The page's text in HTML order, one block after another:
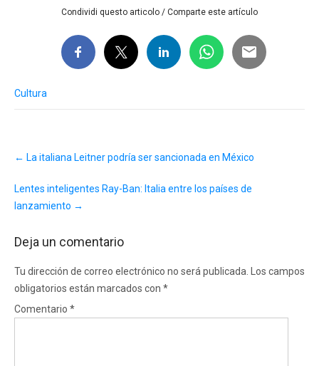
Condividi questo articolo / Comparte este artículo
Cultura
navigation
← La italiana Leitner podría ser sancionada en México
Lentes inteligentes Ray-Ban: Italia entre los países de
lanzamiento →
Deja un comentario
Tu dirección de correo electrónico no será publicada.
Los campos
obligatorios están marcados con *
Comentario *